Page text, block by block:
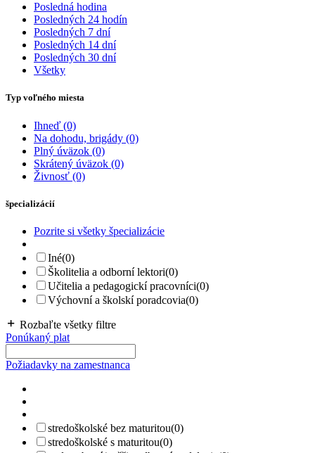
Posledná hodina
Posledných 24 hodín
Posledných 7 dní
Posledných 14 dní
Posledných 30 dní
Všetky
Typ voľného miesta
Ihneď (0)
Na dohodu, brigády (0)
Plný úväzok (0)
Skrátený úväzok (0)
Živnosť (0)
špecializácií
Pozrite si všetky špecializácie
Iné(0)
Školitelia a odborní lektori(0)
Učitelia a pedagogickí pracovníci(0)
Výchovní a školskí poradcovia(0)
Rozbaľte všetky filtre
Ponúkaný plat
Požiadavky na zamestnanca
stredoškolské bez maturitou(0)
stredoškolské s maturitou(0)